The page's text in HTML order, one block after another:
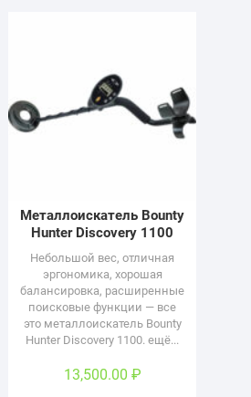
Металлоискатель Bounty
Hunter Discovery 1100
Небольшой вес, отличная
эргономика, хорошая
балансировка, расширенные
поисковые функции — все
это металлоискатель Bounty
Hunter Discovery 1100. ещё...
13,500.00 ₽